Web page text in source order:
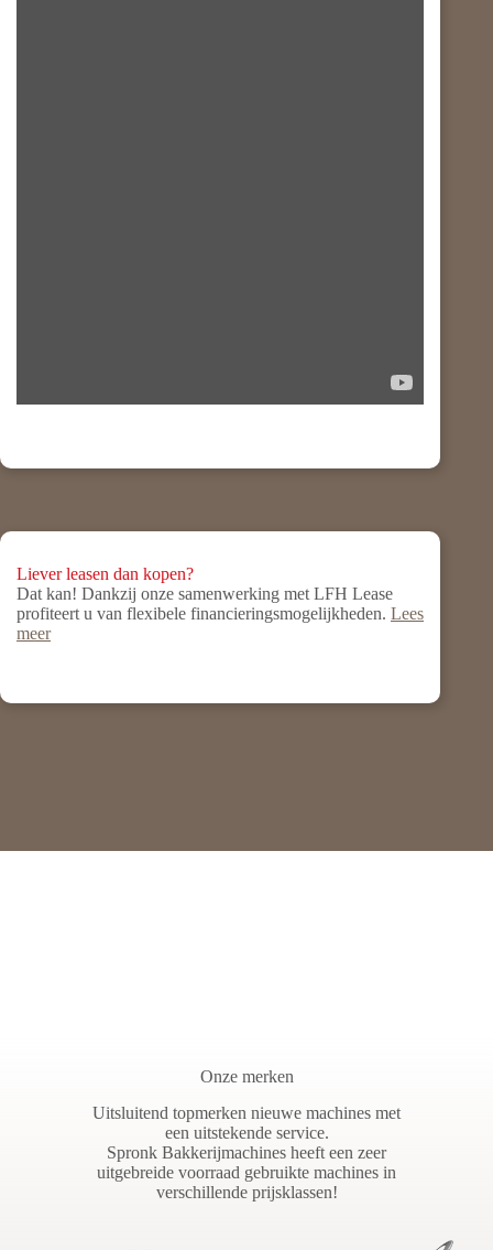
Liever leasen dan kopen?
Dat kan! Dankzij onze samenwerking met LFH Lease
profiteert u van flexibele financieringsmogelijkheden. Lees
meer
Onze merken
Uitsluitend topmerken nieuwe machines met
een uitstekende service.
Spronk Bakkerijmachines heeft een zeer
uitgebreide voorraad gebruikte machines in
verschillende prijsklassen!